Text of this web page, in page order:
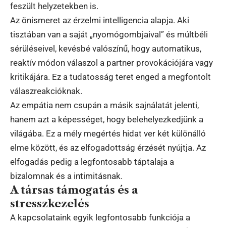
feszült helyzetekben is.
Az önismeret az érzelmi intelligencia alapja. Aki
tisztában van a saját „nyomógombjaival” és múltbéli
sérüléseivel, kevésbé valószínű, hogy automatikus,
reaktív módon válaszol a partner provokációjára vagy
kritikájára. Ez a tudatosság teret enged a megfontolt
válaszreakcióknak.
Az empátia nem csupán a másik sajnálatát jelenti,
hanem azt a képességet, hogy belehelyezkedjünk a
világába. Ez a mély megértés hidat ver két különálló
elme között, és az elfogadottság érzését nyújtja. Az
elfogadás pedig a legfontosabb táptalaja a
bizalomnak és a intimitásnak.
A társas támogatás és a
stresszkezelés
A kapcsolataink egyik legfontosabb funkciója a